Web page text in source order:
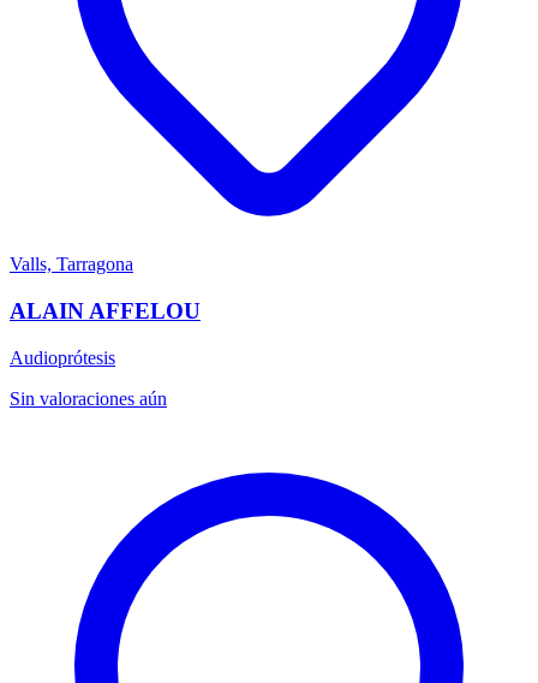
Valls, Tarragona
ALAIN AFFELOU
Audioprótesis
Sin valoraciones aún